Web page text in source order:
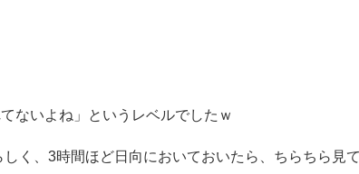
ないよね」というレベルでしたｗ
く、3時間ほど日向においておいたら、ちらちら見